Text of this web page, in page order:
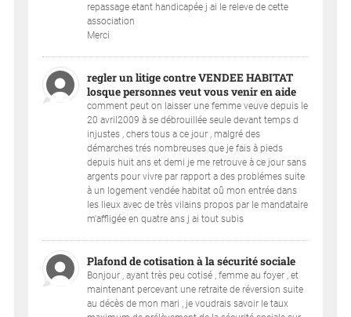
repassage etant handicapée j ai le releve de cette
association
Merci
regler un litige contre VENDEE HABITAT
losque personnes veut vous venir en aide
comment peut on laisser une femme veuve depuis le
20 avril2009 à se débrouillée seule devant temps d
injustes , chers tous a ce jour , malgré des
démarches trés nombreuses que je fais à pieds
depuis huit ans et demi je me retrouve à ce jour sans
argents pour vivre par rapport a des problémes suite
à un logement vendée habitat oû mon entrée dans
les lieux avec de très vilains propos par le mandataire
m'affligée en quatre ans j ai tout subis
Plafond de cotisation à la sécurité sociale
Bonjour , ayant très peu cotisé , femme au foyer , et
maintenant percevant une retraite de réversion suite
au décès de mon mari , je voudrais savoir le taux